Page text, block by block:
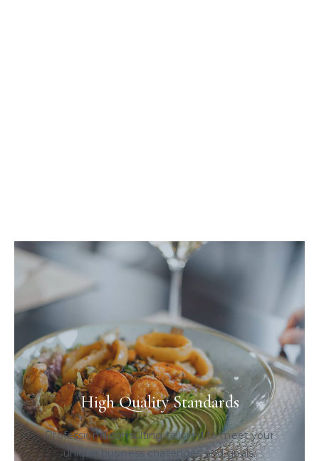
High Quality Standards
Professional consulting tailored to meet your
unique business challenges and goals.